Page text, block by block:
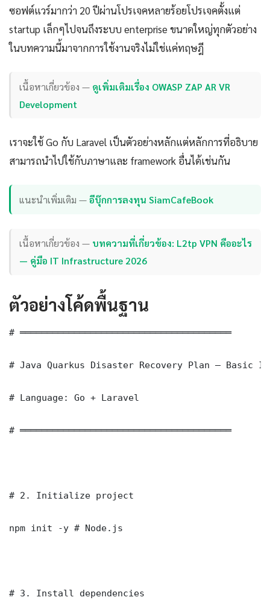
ซอฟต์แวร์มากว่า 20 ปีผ่านโปรเจคหลายร้อยโปรเจคตั้งแต่
startup เล็กๆไปจนถึงระบบ enterprise ขนาดใหญ่ทุกตัวอย่าง
ในบทความนี้มาจากการใช้งานจริงไม่ใช่แค่ทฤษฎี
เนื้อหาเกี่ยวข้อง — ดูเพิ่มเติมเรื่อง OWASP ZAP AR VR
Development
เราจะใช้ Go กับ Laravel เป็นตัวอย่างหลักแต่หลักการที่อธิบาย
สามารถนำไปใช้กับภาษาและ framework อื่นได้เช่นกัน
แนะนำเพิ่มเติม —อีบุ๊กการลงทุน SiamCafeBook
เนื้อหาเกี่ยวข้อง — บทความที่เกี่ยวข้อง: L2tp VPN คืออะไร
— คู่มือ IT Infrastructure 2026
ตัวอย่างโค้ดพื้นฐาน
# ═══════════════════════════════════════
# Java Quarkus Disaster Recovery Plan — Basic
# Language: Go + Laravel
# ═══════════════════════════════════════
# 2. Initialize project
npm init -y # Node.js
# 3. Install dependencies